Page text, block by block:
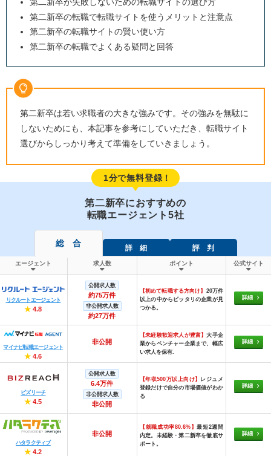
第二新卒が失敗しないための転職サイトの選び方
第二新卒の転職で転職サイトを使うメリットと注意点
第二新卒の転職サイトの賢い使い方
第二新卒の転職でよくある疑問と回答
第二新卒は若い求職者の大きな強みです。その強みを無駄に
しないためにも、本記事を参考にしていただき、転職サイト
選びからしっかり考えて準備をしていきましょう。
1分で無料登録！
第二新卒におすすめの
転職エージェント5社
総 合 詳 細 評 判
エージェント 求人数 ポイント 公式サイト
リクルートエージェント
★ 4.8
公開求人数
約75万件
非公開求人数
約27万件
【初めて転職する方向け】 20万件
以上の中からピッタリの企業が見
つかる。
詳細
マイナビ転職エージェント
★ 4.6
非公開
【未経験歓迎求人が豊富】大手企
業からベンチャー企業まで、幅広
い求人を保有.
詳細
ビズリーチ
★ 4.5
公開求人数
6.4万件
非公開求人数
非公開
【年収500万以上向け】 レジュメ
登録だけで自分の市場価値がわか
る
詳細
ハタラクティブ
★ 4.2
非公開
【就職成功率80.6%】最短2週間
内定。未経験・第二新卒を徹底サ
ポート。
詳細